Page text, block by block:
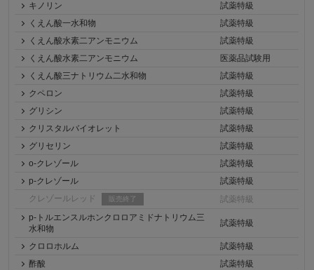
キノリン
試薬特級
くえん酸一水和物
試薬特級
くえん酸水素二アンモニウム
試薬特級
くえん酸水素二アンモニウム
医薬品試験用
くえん酸三ナトリウム二水和物
試薬特級
クペロン
試薬特級
グリシン
試薬特級
クリスタルバイオレット
試薬特級
グリセリン
試薬特級
o-クレゾール
試薬特級
p-クレゾール
試薬特級
クレゾールレッド
販売終了
試薬特級
p-トルエンスルホンクロロアミドナトリウム三
水和物
試薬特級
クロロホルム
試薬特級
酢酸
試薬特級